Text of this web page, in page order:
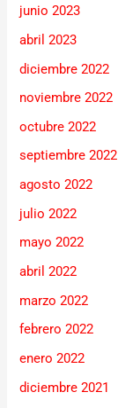
junio 2023
abril 2023
diciembre 2022
noviembre 2022
octubre 2022
septiembre 2022
agosto 2022
julio 2022
mayo 2022
abril 2022
marzo 2022
febrero 2022
enero 2022
diciembre 2021